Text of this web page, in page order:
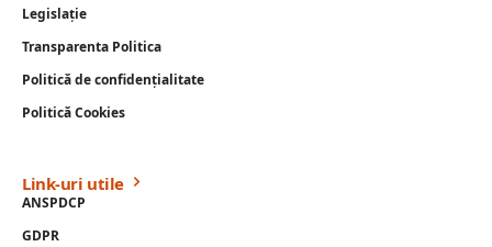
Legislație
Transparenta Politica
Politică de confidențialitate
Politică Cookies
Link-uri utile
ANSPDCP
GDPR